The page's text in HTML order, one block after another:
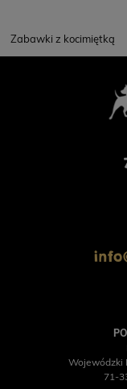
Zabawki z kocimiętką
Wojewódzki
71-